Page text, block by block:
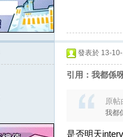
發表於 13-
引用：我都係
原
我都
是否明天